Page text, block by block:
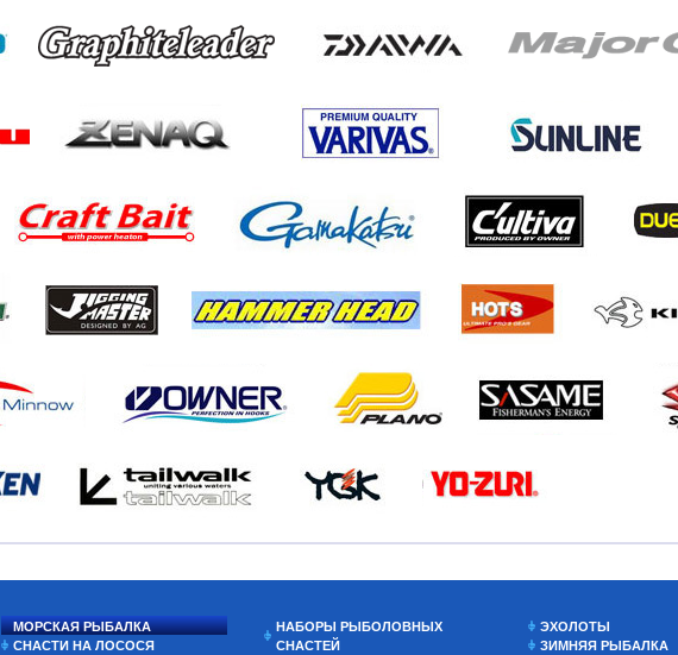
МОРСКАЯ РЫБАЛКА
СНАСТИ НА ЛОСОСЯ
НАБОРЫ РЫБОЛОВНЫХ
СНАСТЕЙ
ЭХОЛОТЫ
ЗИМНЯЯ РЫБАЛКА